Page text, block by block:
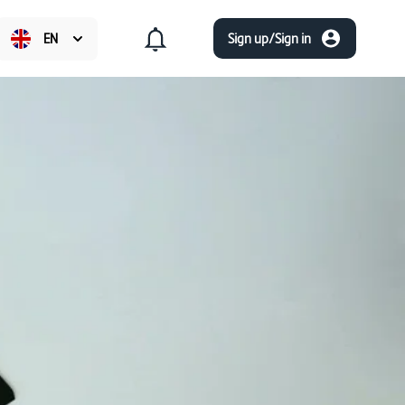
EN Sign up/Sign in